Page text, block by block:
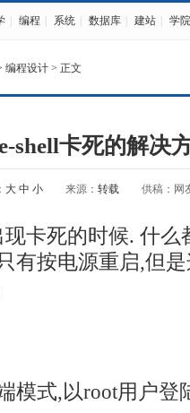
编程 系统 数据库 建站 学院
编程设计 > 正文
shell卡死的解决
大 中 小 来源： 转载 供稿：网
卡死的时候. 什么
有按电源重启,但
模式,以root用户登